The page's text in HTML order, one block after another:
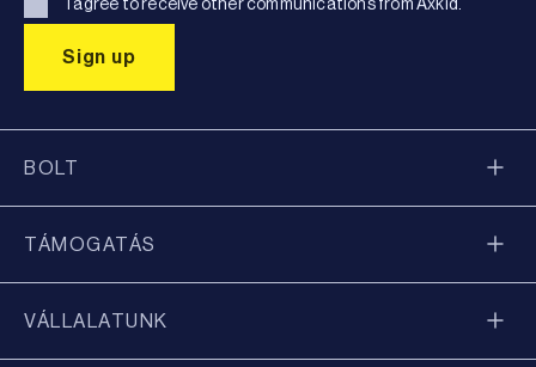
BOLT
TÁMOGATÁS
VÁLLALATUNK